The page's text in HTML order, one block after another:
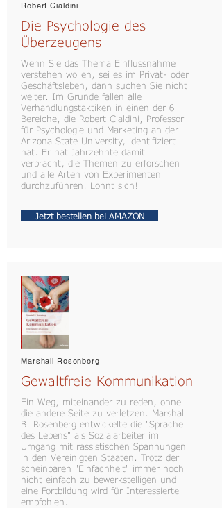
Robert Cialdini
Die Psychologie des
Überzeugens
Wenn Sie das Thema Einflussnahme
verstehen wollen, sei es im Privat- oder
Geschäftsleben, dann suchen Sie nicht
weiter. Im Grunde fallen alle
Verhandlungstaktiken in einen der 6
Bereiche, die Robert Cialdini, Professor
für Psychologie und Marketing an der
Arizona State University, identifiziert
hat. Er hat Jahrzehnte damit
verbracht, die Themen zu erforschen
und alle Arten von Experimenten
durchzuführen. Lohnt sich!
Jetzt bestellen bei AMAZON
Marshall Rosenberg
Gewaltfreie Kommunikation
Ein Weg, miteinander zu reden, ohne
die andere Seite zu verletzen. Marshall
B. Rosenberg entwickelte die "Sprache
des Lebens" als Sozialarbeiter im
Umgang mit rassistischen Spannungen
in den Vereinigten Staaten. Trotz der
scheinbaren "Einfachheit" immer noch
nicht einfach zu bewerkstelligen und
eine Fortbildung wird für Interessierte
empfohlen.